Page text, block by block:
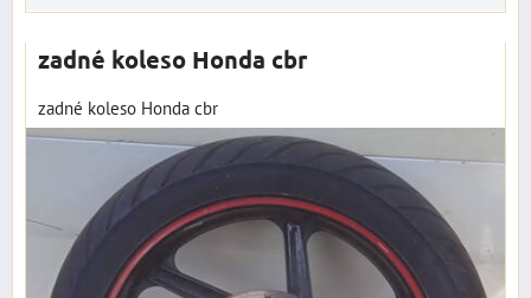
zadné koleso Honda cbr
zadné koleso Honda cbr